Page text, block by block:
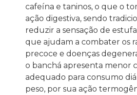
cafeína e taninos, o que o
ação digestiva, sendo
reduzir a sensação de
que ajudam a combater os
precoce e doenças
o banchá apresenta menor
adequado para consumo
peso, por sua ação